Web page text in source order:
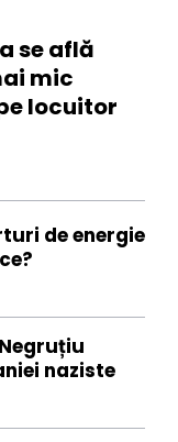
se află
mic
locuitor
de energie
naziste